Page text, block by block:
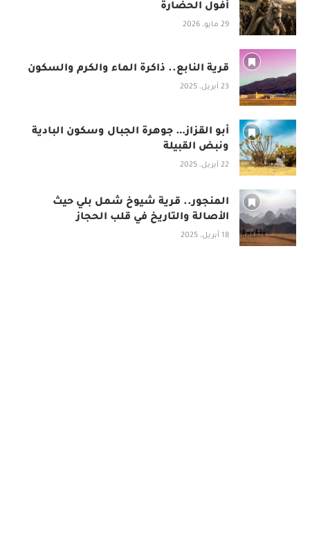
أفول الحضارة
29 مايو، 2026
قرية النابع.. ذاكرة الماء والكرم والسكون
23 أبريل، 2025
أبو القزاز… جوهرة الجبال وسكون البادية
ونبض القبيلة
22 أبريل، 2025
المنجور.. قرية شيوخ شمل بلي حيث
الأصالة والتاريخ في قلب الحجاز
18 أبريل، 2025